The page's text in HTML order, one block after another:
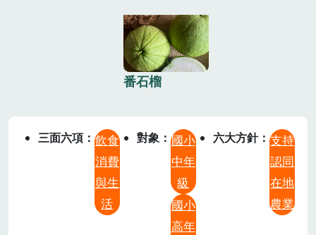
番石榴
三面六項
飲食
消費
與生
活
對象
國小
中年
級
國小
高年
六大方針
支持
認同
在地
農業